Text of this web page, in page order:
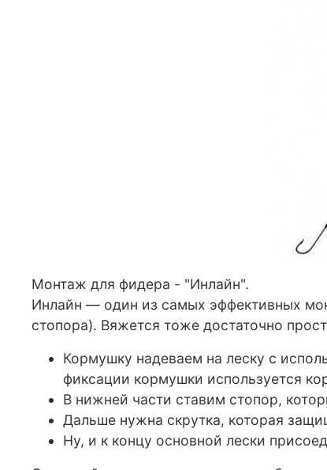
Монтаж для фидера - "Инлайн".
Инлайн — один из самых эффективных
стопора). Вяжется тоже достаточно
Кормушку надеваем на леску с
фиксации кормушки используется
В нижней части ставим стопор,
Дальше нужна скрутка, которая
Ну, и к концу основной лески